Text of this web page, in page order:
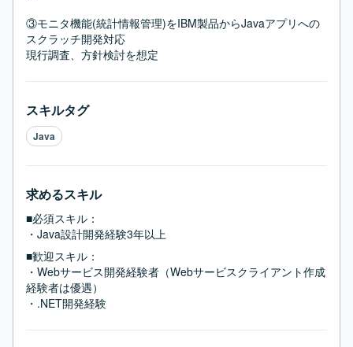
③モニタ機能(統計情報管理)をIBM製品からJavaアプリへの
スクラッチ開発対応
現行調査、方針検討を想定
スキルタグ
Java
求めるスキル
■必須スキル：
・Java設計開発経験3年以上
■歓迎スキル：
・Webサービス開発経験者（Webサービスクライアント作成
経験者は優遇）
・.NET開発経験